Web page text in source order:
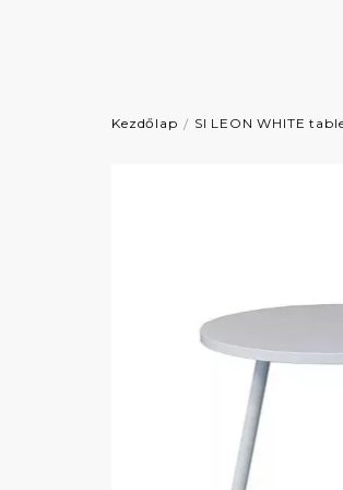
Kezdőlap SI LEON WHITE